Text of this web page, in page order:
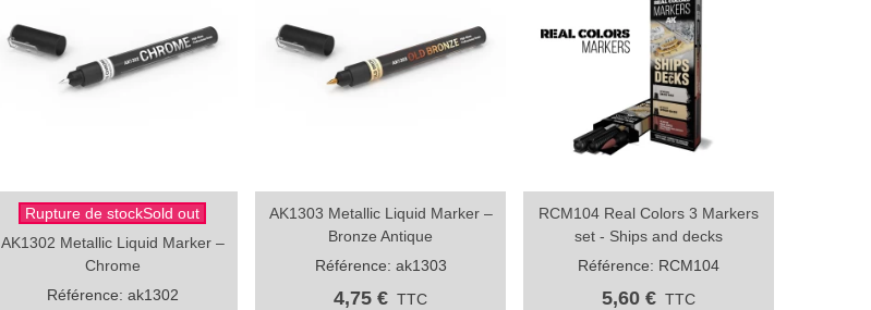
Partager
Rupture de stockSold out
AK1302 Metallic Liquid Marker –
Chrome
Référence: ak1302
Partager
AK1303 Metallic Liquid Marker –
Bronze Antique
Référence: ak1303
4,75 € TTC
Partager
RCM104 Real Colors 3 Markers
set - Ships and decks
Référence: RCM104
5,60 € TTC